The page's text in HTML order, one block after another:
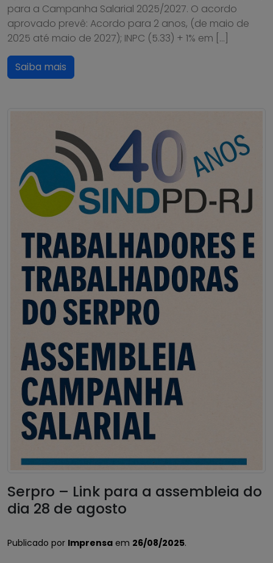
para a Campanha Salarial 2025/2027. O acordo
aprovado prevê: Acordo para 2 anos, (de maio de
2025 até maio de 2027); INPC (5.33) + 1% em […]
Saiba mais
Serpro – Link para a assembleia do
dia 28 de agosto
Publicado por Imprensa em 26/08/2025.